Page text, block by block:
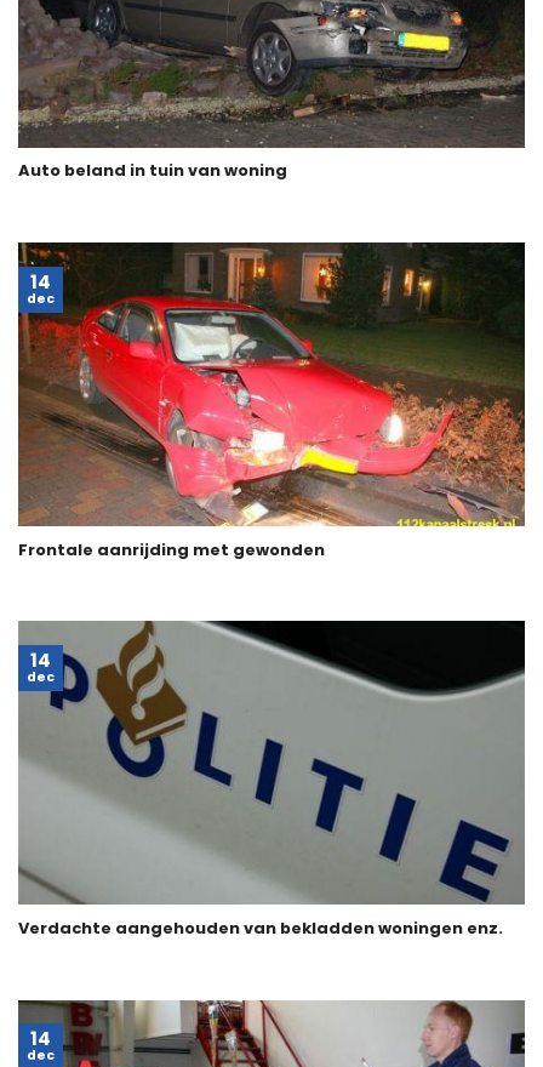
Auto beland in tuin van woning
Frontale aanrijding met gewonden
14
dec
Verdachte aangehouden van bekladden woningen enz.
14
dec
14
dec